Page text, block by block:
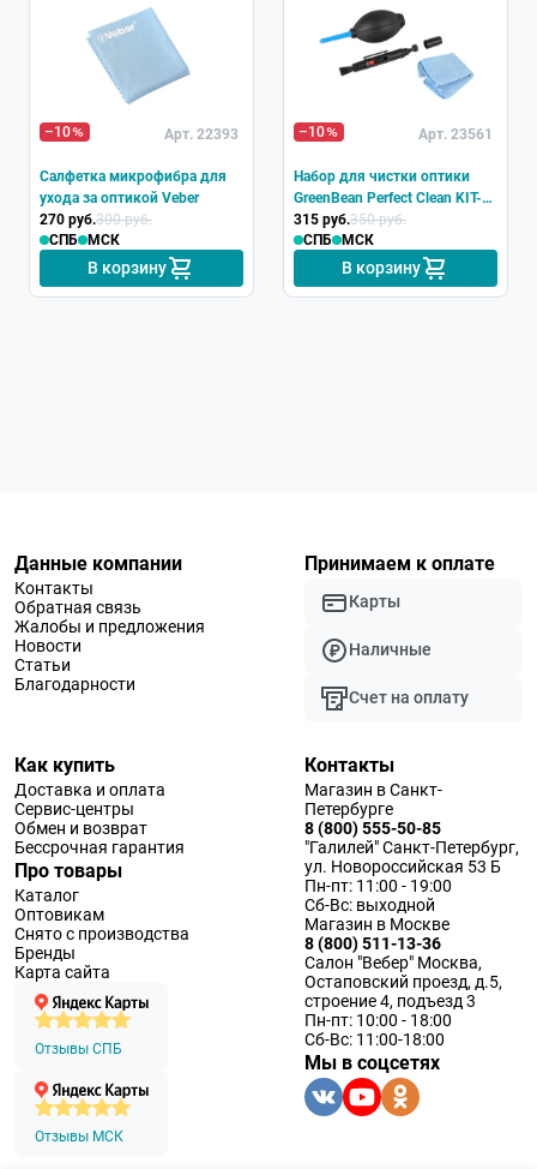
–10 Арт. 22393
Салфетка микрофибра для
ухода за оптикой Veber
270 руб.300 руб.
СПБ
МСК
В корзину
–10 Арт. 23561
Набор для чистки оптики
GreenBean Perfect Clean KIT-
01
315 руб.350 руб.
СПБ
МСК
В корзину
Данные компании
Контакты
Обратная связь
Жалобы и предложения
Новости
Статьи
Благодарности
Принимаем к оплате
Карты
Наличные
Счет на оплату
Как купить
Доставка и оплата
Сервис-центры
Обмен и возврат
Бессрочная гарантия
Про товары
Каталог
Оптовикам
Снято с производства
Бренды
Карта сайта
Отзывы СПБ
Отзывы МСК
Контакты
Магазин в Санкт-
Петербурге
8 (800) 555-50-85
"Галилей" Санкт-Петербург,
ул. Новороссийская 53 Б
Пн-пт: 11:00 - 19:00
Сб-Вс: выходной
Магазин в Москве
8 (800) 511-13-36
Салон "Вебер" Москва,
Остаповский проезд, д.5,
строение 4, подъезд 3
Пн-пт: 10:00 - 18:00
Сб-Вс: 11:00-18:00
Мы в соцсетях